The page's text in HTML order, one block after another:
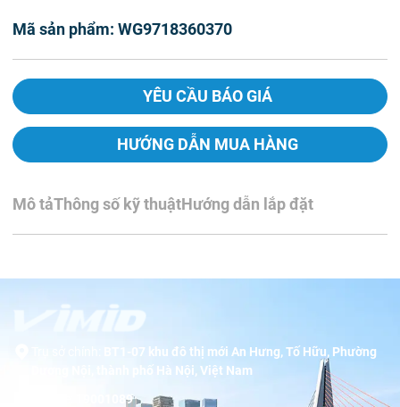
Mã sản phẩm: WG9718360370
YÊU CẦU BÁO GIÁ
HƯỚNG DẪN MUA HÀNG
Mô tảThông số kỹ thuậtHướng dẫn lắp đặt
BT1-07 khu đô thị mới An Hưng, Tố Hữu, Phường
Dương Nội, thành phố Hà Nội, Việt Nam
19001089